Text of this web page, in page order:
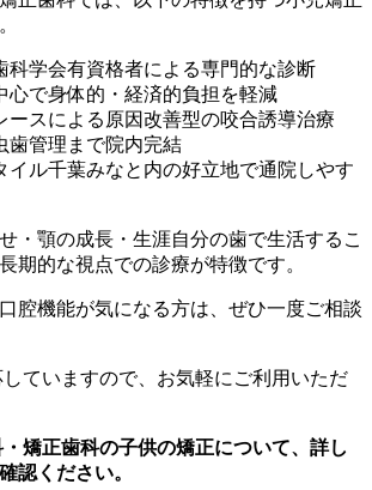
科学会有資格者による専門的な診断
で身体的・経済的負担を軽減
ースによる原因改善型の咬合誘導治療
歯管理まで院内完結
イル千葉みなと内の好立地で通院しやす
・顎の成長・生涯自分の歯で生活するこ
期的な視点での診療が特徴です。
腔機能が気になる方は、ぜひ一度ご相談
ていますので、お気軽にご利用いただ
矯正歯科の子供の矯正について、詳し
認ください。